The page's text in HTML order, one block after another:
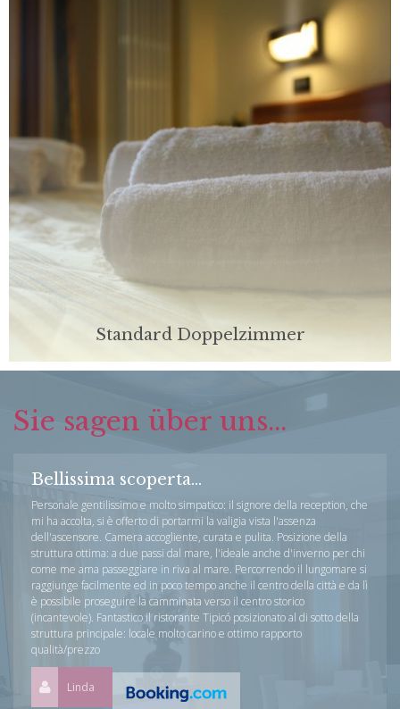
Standard Doppelzimmer
Unsere Zimmer sind für Komfort und Komfort ausgelegt
Sie sagen über uns...
Bellissima scoperta...
Personale gentilissimo e molto simpatico: il signore della reception, che
mi ha accolta, si è offerto di portarmi la valigia vista l'assenza
dell'ascensore. Camera accogliente, curata e pulita. Posizione della
struttura ottima: a due passi dal mare, l'ideale anche d'inverno per chi
come me ama passeggiare in riva al mare. Percorrendo il lungomare si
raggiunge facilmente ed in poco tempo anche il centro della città e da lì
è possibile proseguire la camminata verso il centro storico
(incantevole). Fantastico il ristorante Tipicó posizionato al di sotto della
struttura principale: locale molto carino e ottimo rapporto
qualità/prezzo
Linda